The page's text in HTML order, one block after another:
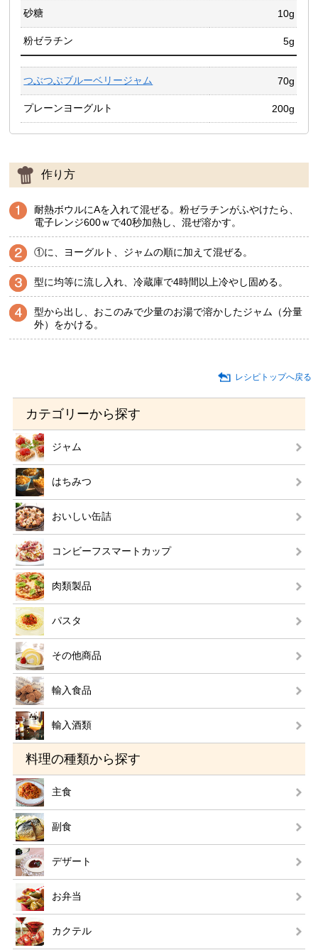
砂糖 10g
粉ゼラチン 5g
つぶつぶブルーベリージャム 70g
プレーンヨーグルト 200g
作り方
耐熱ボウルにAを入れて混ぜる。粉ゼラチンがふやけたら、
電子レンジ600ｗで40秒加熱し、混ぜ溶かす。
①に、ヨーグルト、ジャムの順に加えて混ぜる。
型に均等に流し入れ、冷蔵庫で4時間以上冷やし固める。
型から出し、おこのみで少量のお湯で溶かしたジャム（分量
外）をかける。
レシピトップへ戻る
カテゴリーから探す
ジャム
はちみつ
おいしい缶詰
コンビーフスマートカップ
肉類製品
パスタ
その他商品
輸入食品
輸入酒類
料理の種類から探す
主食
副食
デザート
お弁当
カクテル